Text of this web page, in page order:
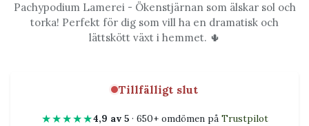
Pachypodium Lamerei - Ökenstjärnan som älskar sol och
torka! Perfekt för dig som vill ha en dramatisk och
lättskött växt i hemmet. 🌵
Tillfälligt slut
★★★★★4,9 av 5· 650+ omdömen på Trustpilot